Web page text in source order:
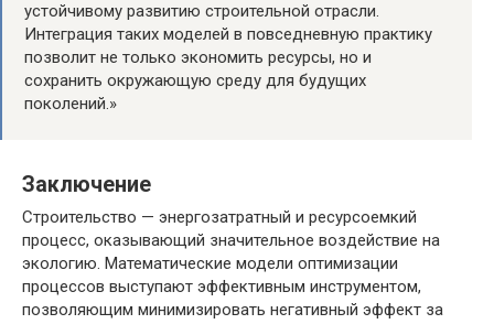
устойчивому развитию строительной отрасли.
Интеграция таких моделей в повседневную практику
позволит не только экономить ресурсы, но и
сохранить окружающую среду для будущих
поколений.»
Заключение
Строительство — энергозатратный и ресурсоемкий
процесс, оказывающий значительное воздействие на
экологию. Математические модели оптимизации
процессов выступают эффективным инструментом,
позволяющим минимизировать негативный эффект за